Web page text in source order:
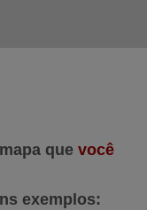
que você
exemplos: